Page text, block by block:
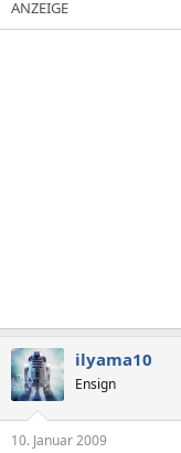
ilyama10
Ensign
10. Januar 2009